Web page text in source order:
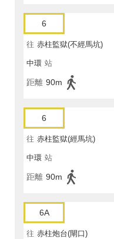
6
往 赤柱監獄(不經馬坑)
中環 站
距離 90m
6
往 赤柱監獄(經馬坑)
中環 站
距離 90m
6A
往 赤柱炮台(閘口)